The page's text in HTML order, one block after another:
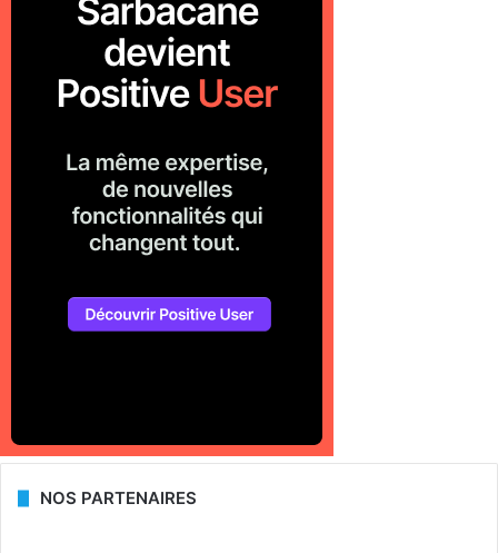
NOS PARTENAIRES